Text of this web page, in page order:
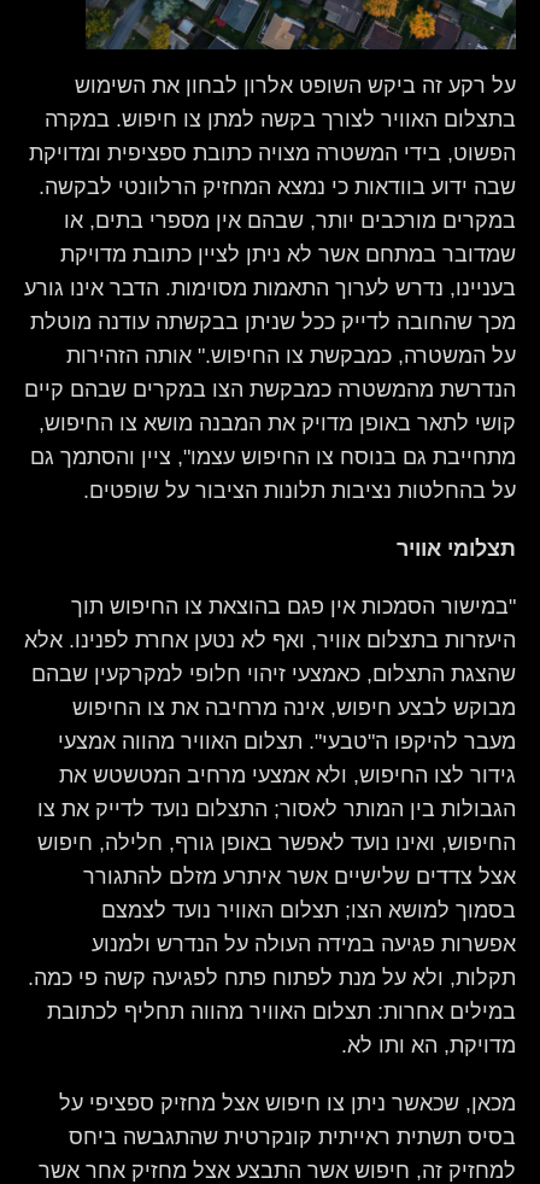
על רקע זה ביקש השופט אלרון לבחון את השימוש
בתצלום האוויר לצורך בקשה למתן צו חיפוש. במקרה
הפשוט, בידי המשטרה מצויה כתובת ספציפית ומדויקת
שבה ידוע בוודאות כי נמצא המחזיק הרלוונטי לבקשה.
במקרים מורכבים יותר, שבהם אין מספרי בתים, או
שמדובר במתחם אשר לא ניתן לציין כתובת מדויקת
בעניינו, נדרש לערוך התאמות מסוימות. הדבר אינו גורע
מכך שהחובה לדייק ככל שניתן בבקשתה עודנה מוטלת
על המשטרה, כמבקשת צו החיפוש." אותה הזהירות
הנדרשת מהמשטרה כמבקשת הצו במקרים שבהם קיים
קושי לתאר באופן מדויק את המבנה מושא צו החיפוש,
מתחייבת גם בנוסח צו החיפוש עצמו", ציין והסתמך גם
על בהחלטות נציבות תלונות הציבור על שופטים.
תצלומי אוויר
"במישור הסמכות אין פגם בהוצאת צו החיפוש תוך
היעזרות בתצלום אוויר, ואף לא נטען אחרת לפנינו. אלא
שהצגת התצלום, כאמצעי זיהוי חלופי למקרקעין שבהם
מבוקש לבצע חיפוש, אינה מרחיבה את צו החיפוש
מעבר להיקפו ה"טבעי". תצלום האוויר מהווה אמצעי
גידור לצו החיפוש, ולא אמצעי מרחיב המטשטש את
הגבולות בין המותר לאסור; התצלום נועד לדייק את צו
החיפוש, ואינו נועד לאפשר באופן גורף, חלילה, חיפוש
אצל צדדים שלישיים אשר איתרע מזלם להתגורר
בסמוך למושא הצו; תצלום האוויר נועד לצמצם
אפשרות פגיעה במידה העולה על הנדרש ולמנוע
תקלות, ולא על מנת לפתוח פתח לפגיעה קשה פי כמה.
במילים אחרות: תצלום האוויר מהווה תחליף לכתובת
מדויקת, הא ותו לא.
מכאן, שכאשר ניתן צו חיפוש אצל מחזיק ספציפי על
בסיס תשתית ראייתית קונקרטית שהתגבשה ביחס
למחזיק זה, חיפוש אשר התבצע אצל מחזיק אחר אשר